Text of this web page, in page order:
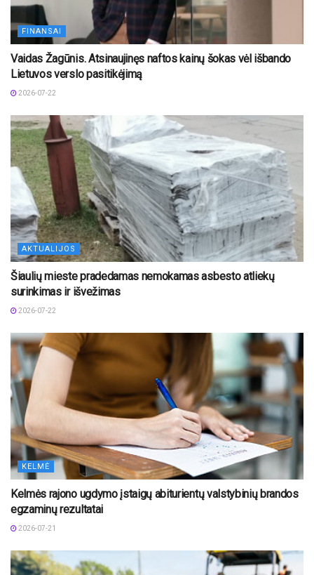
FINANSAI
Vaidas Žagūnis. Atsinaujinęs naftos kainų šokas vėl išbando
Lietuvos verslo pasitikėjimą
2026-07-22
AKTUALIJOS
Šiaulių mieste pradedamas nemokamas asbesto atliekų
surinkimas ir išvežimas
2026-07-22
KELMĖ
Kelmės rajono ugdymo įstaigų abiturientų valstybinių brandos
egzaminų rezultatai
2026-07-21